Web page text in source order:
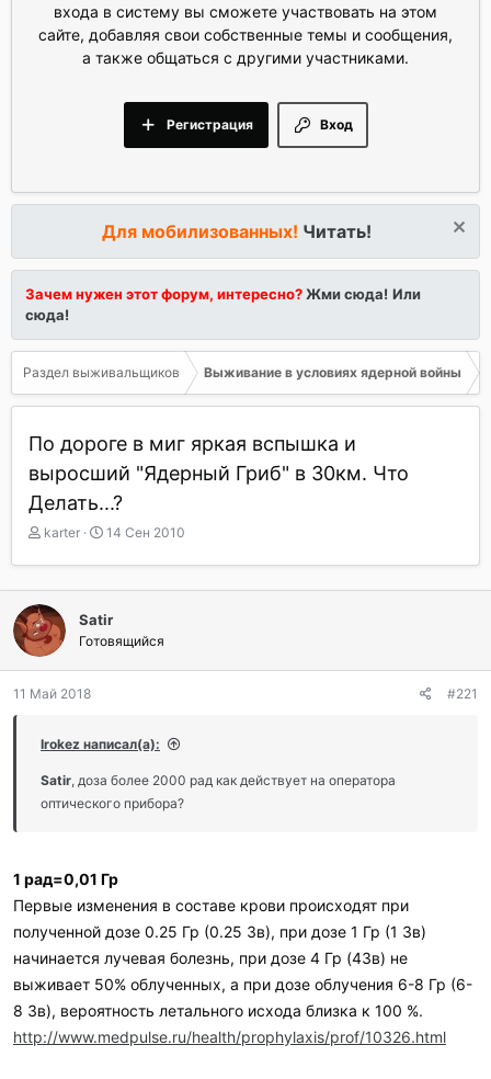
входа в систему вы сможете участвовать на этом
сайте, добавляя свои собственные темы и сообщения,
а также общаться с другими участниками.
Вход
Регистрация
Для мобилизованных! Читать!
Зачем нужен этот форум, интересно?Жми сюда! Или
сюда!
Раздел выживальщиков Выживание в условиях ядерной войны
По дороге в миг яркая вспышка и
выросший "Ядерный Гриб" в 30км. Что
Делать...?
А
т
о
р
т
е
м
ы
karter
Д
т
а
н
а
ч
а
14 Сен 2010
Satir
Готовящийся
11 Май 2018 #221
Irokez написал(а):
Satir, доза более 2000 рад как действует на оператора
оптического прибора?
1 рад=0,01 Гр
Первые изменения в составе крови происходят при
полученной дозе 0.25 Гр (0.25 Зв), при дозе 1 Гр (1 Зв)
начинается лучевая болезнь, при дозе 4 Гр (4Зв) не
выживает 50% облученных, а при дозе облучения 6-8 Гр (6-
8 Зв), вероятность летального исхода близка к 100 %.
http://www.medpulse.ru/health/prophylaxis/prof/10326.html